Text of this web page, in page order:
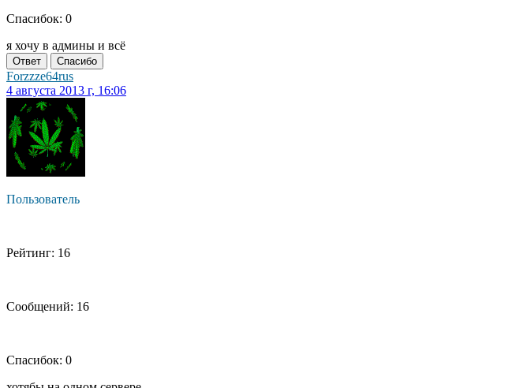
Спасибок: 0
я хочу в админы и всё
Ответ Спасибо
Forzzze64rus
4 августа 2013 г, 16:06
Пользователь
Рейтинг: 16
Сообщений: 16
Спасибок: 0